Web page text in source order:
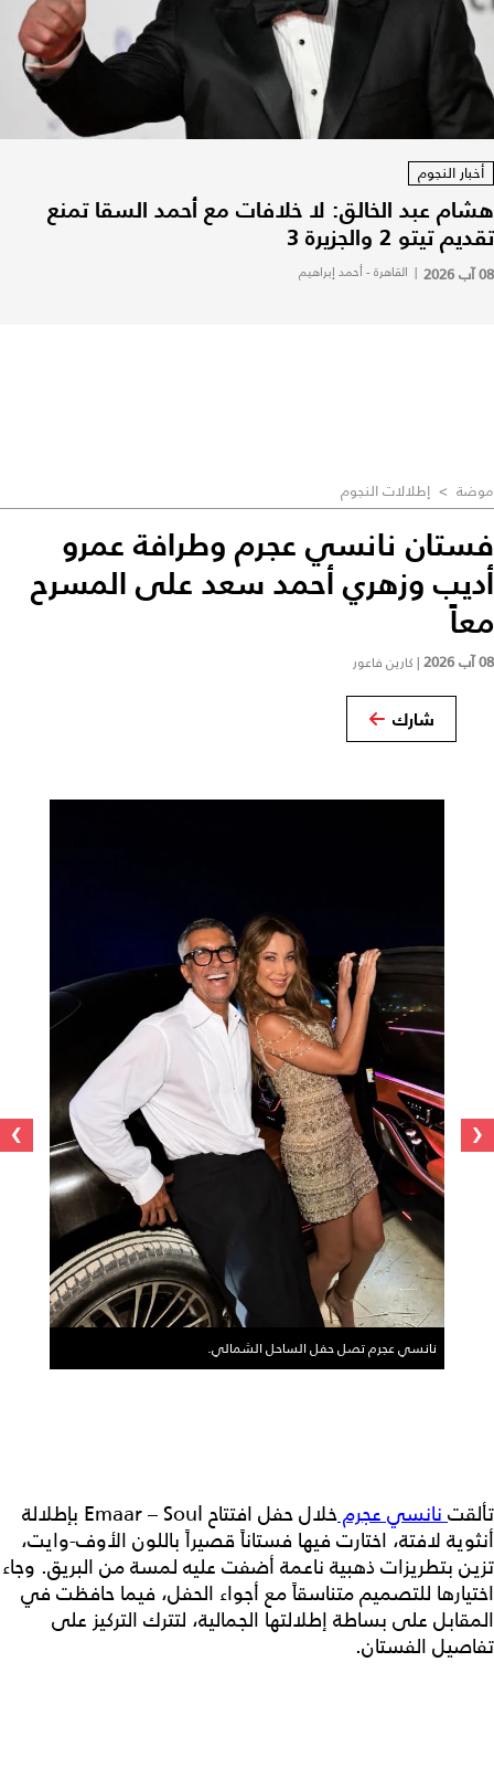
أخبار النجوم
هشام عبد الخالق: لا خلافات مع أحمد السقا تمنع
تقديم تيتو 2 والجزيرة 3
08 آب 2026 | القاهرة - أحمد إبراهيم
موضة > إطلالات النجوم
فستان نانسي عجرم وطرافة عمرو
أديب وزهري أحمد سعد على المسرح
معاً
08 آب 2026 | كارين فاعور
شارك
نانسي عجرم تصل حفل الساحل الشمالي.
‹
›
تألقتنانسي عجرم
خلال حفل افتتاح Emaar – Soul بإطلالة
أنثوية لافتة، اختارت فيها فستاناً قصيراً باللون الأوف-وايت،
تزين بتطريزات ذهبية ناعمة أضفت عليه لمسة من البريق. وجاء
اختيارها للتصميم متناسقاً مع أجواء الحفل، فيما حافظت في
المقابل على بساطة إطلالتها الجمالية، لتترك التركيز على
تفاصيل الفستان.